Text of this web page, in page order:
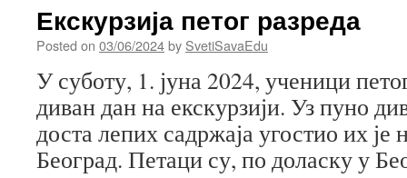
Екскурзија петог разреда
Posted on 03/06/2024by SvetiSavaEdu
У суботу, 1. јуна 2024, ученици
диван дан на екскурзији. Уз пуно
доста лепих садржаја угостио их је
Београд. Петаци су, по доласку у